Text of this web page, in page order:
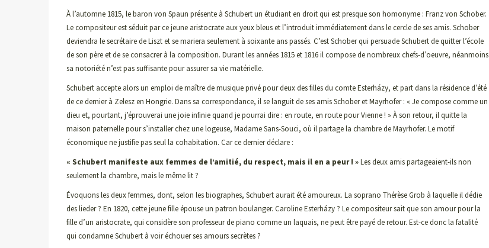
À l’automne 1815, le baron von Spaun présente à Schubert un étudiant en droit qui est presque son homonyme : Franz von Schober.
Le compositeur est séduit par ce jeune aristocrate aux yeux bleus et l’introduit immédiatement dans le cercle de ses amis. Schober
deviendra le secrétaire de Liszt et se mariera seulement à soixante ans passés. C’est Schober qui persuade Schubert de quitter l’école
de son père et de se consacrer à la composition. Durant les années 1815 et 1816 il compose de nombreux chefs-d’oeuvre, néanmoins
sa notoriété n’est pas suffisante pour assurer sa vie matérielle.
Schubert accepte alors un emploi de maître de musique privé pour deux des filles du comte Esterházy, et part dans la résidence d’été
de ce dernier à Zelesz en Hongrie. Dans sa correspondance, il se languit de ses amis Schober et Mayrhofer : « Je compose comme un
dieu et, pourtant, j’éprouverai une joie infinie quand je pourrai dire : en route, en route pour Vienne ! » À son retour, il quitte la
maison paternelle pour s’installer chez une logeuse, Madame Sans-Souci, où il partage la chambre de Mayrhofer. Le motif
économique ne justifie pas seul la cohabitation. Car ce dernier déclare :
« Schubert manifeste aux femmes de l’amitié, du respect, mais il en a peur ! »Les deux amis partageaient-ils non
seulement la chambre, mais le même lit ?
Évoquons les deux femmes, dont, selon les biographes, Schubert aurait été amoureux. La soprano Thérèse Grob à laquelle il dédie
des lieder ? En 1820, cette jeune fille épouse un patron boulanger. Caroline Esterházy ? Le compositeur sait que son amour pour la
fille d’un aristocrate, qui considère son professeur de piano comme un laquais, ne peut être payé de retour. Est-ce donc la fatalité
qui condamne Schubert à voir échouer ses amours secrètes ?